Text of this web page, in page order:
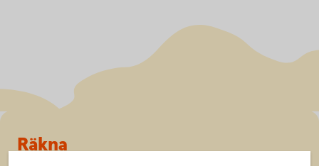
Sidfot
Räkna